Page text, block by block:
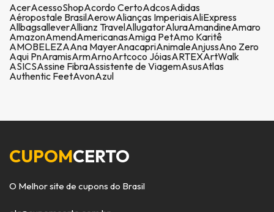
AcerAcessoShopAcordo CertoAdcosAdidas
Aéropostale BrasilAerowAlianças ImperiaisAliExpress
AllbagsalleverAllianz TravelAllugatorAluraAmandineAmaro
AmazonAmendAmericanasAmiga PetAmo Karitê
AMOBELEZAAna MayerAnacapriAnimaleAnjussAno Zero
Aqui PnAramisArmArnoArtcoco JóiasARTEXArtWalk
ASICSAssine FibraAssistente de ViagemAsusAtlas
Authentic FeetAvonAzul
CUPOMCERTO
O Melhor site de cupons do Brasil